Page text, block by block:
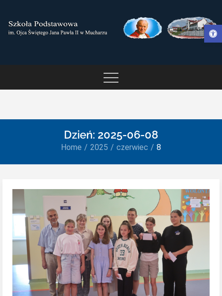
Otwórz pasek narzędzi
content
OJCA ŚWIĘTEGO JANA
Dzień: 2025-06-08
Home 2025 czerwiec 8